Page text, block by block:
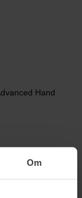
Om
Hand